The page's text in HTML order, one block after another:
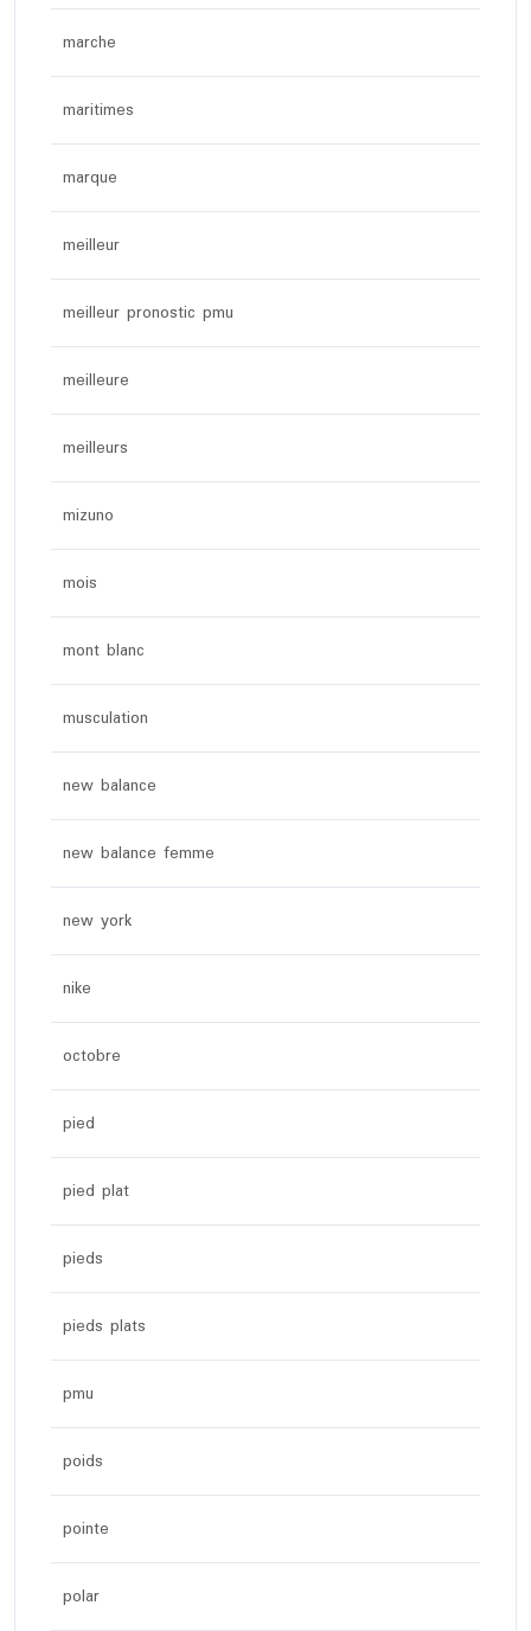
marche
maritimes
marque
meilleur
meilleur pronostic pmu
meilleure
meilleurs
mizuno
mois
mont blanc
musculation
new balance
new balance femme
new york
nike
octobre
pied
pied plat
pieds
pieds plats
pmu
poids
pointe
polar